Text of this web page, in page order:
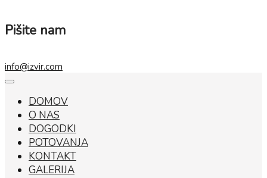
Pišite nam
info@izvir.com
DOMOV
O NAS
DOGODKI
POTOVANJA
KONTAKT
GALERIJA